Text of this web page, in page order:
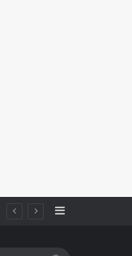
Sidebar